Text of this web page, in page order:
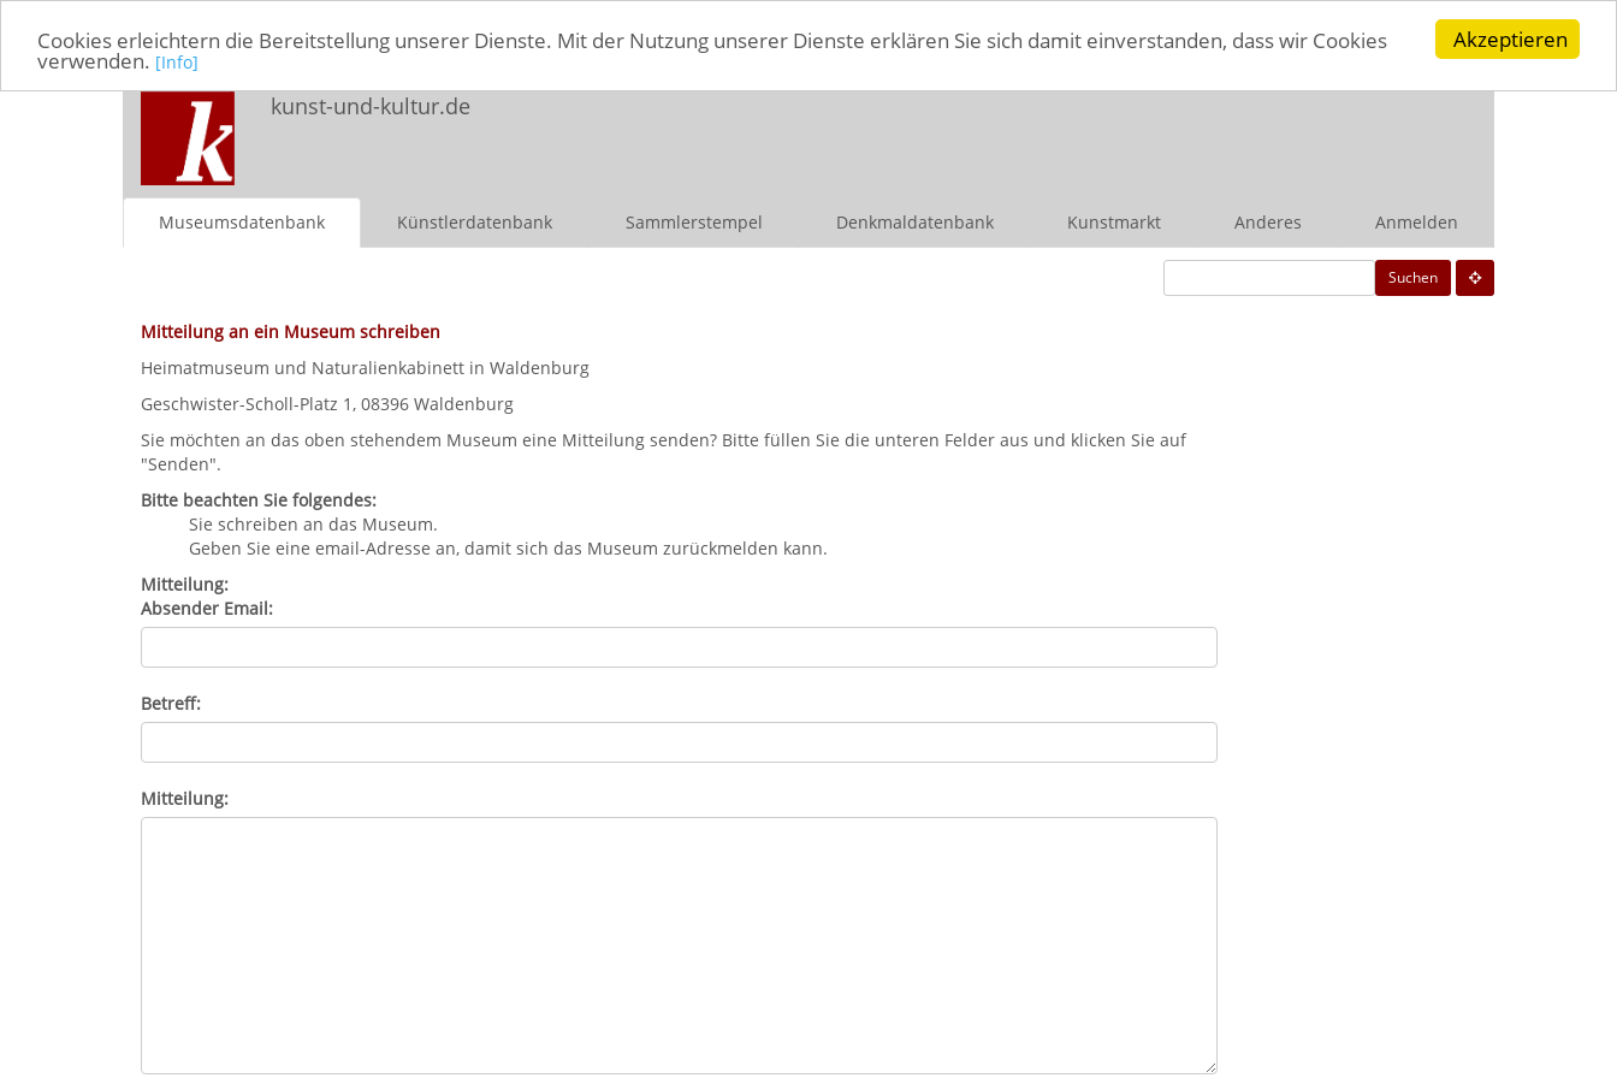
Akzeptieren
Cookies erleichtern die Bereitstellung unserer Dienste. Mit der Nutzung unserer Dienste erklären Sie sich damit einverstanden, dass wir Cookies
verwenden. [Info]
kunst-und-kultur.de
Museumsdatenbank Künstlerdatenbank Sammlerstempel Denkmaldatenbank Kunstmarkt Anderes Anmelden
Suchen
Mitteilung an ein Museum schreiben
Heimatmuseum und Naturalienkabinett in Waldenburg
Geschwister-Scholl-Platz 1, 08396 Waldenburg
Sie möchten an das oben stehendem Museum eine Mitteilung senden? Bitte füllen Sie die unteren Felder aus und klicken Sie auf
"Senden".
Bitte beachten Sie folgendes:
Sie schreiben an das Museum.
Geben Sie eine email-Adresse an, damit sich das Museum zurückmelden kann.
Mitteilung:
Absender Email:
Betreff:
Mitteilung: